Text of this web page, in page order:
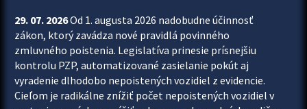
29. 07. 2026Od 1. augusta 2026 nadobudne účinnosť
zákon, ktorý zavádza nové pravidlá povinného
zmluvného poistenia. Legislatíva prinesie prísnejšiu
kontrolu PZP, automatizované zasielanie pokút aj
vyradenie dlhodobo nepoistených vozidiel z evidencie.
Cieľom je radikálne znížiť počet nepoistených vozidiel v